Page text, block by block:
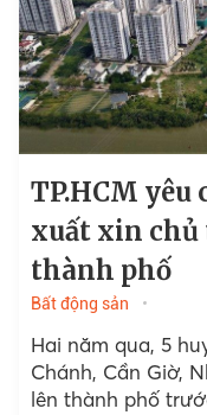
TP.HCM yêu
xuất xin chủ
thành phố
Bất động sản
Hai năm qua, 5
Chánh, Cần Giờ,
lên thành phố